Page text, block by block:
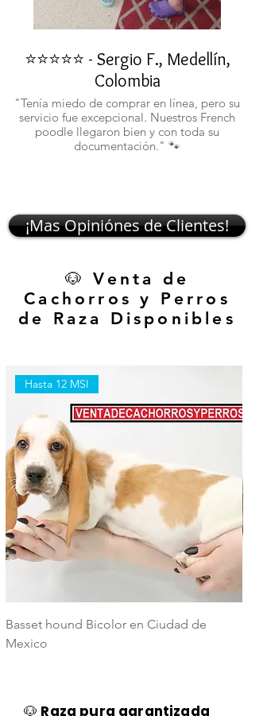
⭐⭐⭐⭐⭐ - Sergio F., Medellín,
Colombia
"Tenía miedo de comprar en línea, pero su
servicio fue excepcional. Nuestros French
poodle llegaron bien y con toda su
documentación." 🐾
¡Mas Opiniónes de Clientes!
🐶 Venta de
Cachorros y Perros
de Raza Disponibles
Hasta 12 MSI
Basset hound Bicolor en Ciudad de
Mexico
🐶 Raza pura garantizada